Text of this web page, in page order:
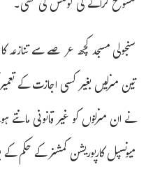
سنجولی مسجد کچھ عرصے سے تنازعہ
تین منزلیں بغیر کسی اجازت کے
نے ان منزلوں کو غیر قانونی
میونسپل کارپوریشن کمشنر کے حکم